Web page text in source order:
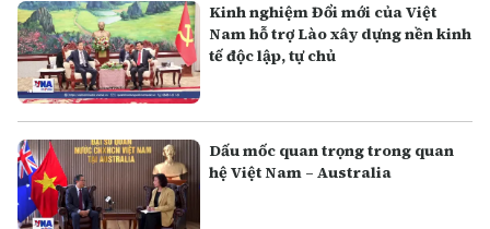
Kinh nghiệm Đổi mới của Việt
Nam hỗ trợ Lào xây dựng nền kinh
tế độc lập, tự chủ
Dấu mốc quan trọng trong quan
hệ Việt Nam – Australia